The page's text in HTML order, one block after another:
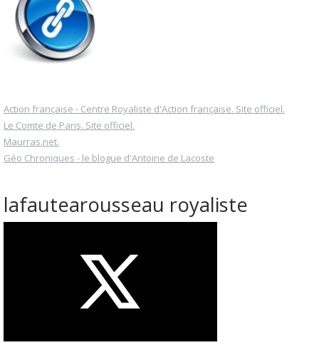
Action française - Centre Royaliste d'Action française. Site officiel.
Le Comte de Paris. Site officiel.
Maurras.net.
Géo Chroniques - le blogue d'Antoine de Lacoste
lafautearousseau royaliste